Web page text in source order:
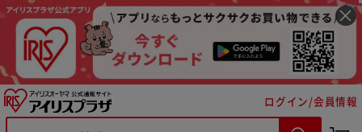
ログイン/会員情報